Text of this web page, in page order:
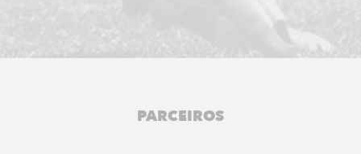
PARCEIROS